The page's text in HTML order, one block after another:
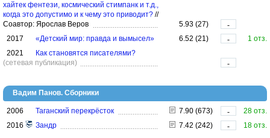
хайтек фентези, космический стимпанк и т.д.,
когда это допустимо и к чему это приводит? //
Соавтор: Ярослав Веров
5.93 (27)
-
2017
«Детский мир: правда и вымысел» 6.52 (21) -
1 отз.
2021
Как становятся писателями?
(сетевая публикация)
-
Вадим Панов. Сборники
2006 Таганский перекрёсток 7.90 (673) -
28 отз.
2016
Зандр 7.42 (242) - 18 отз.